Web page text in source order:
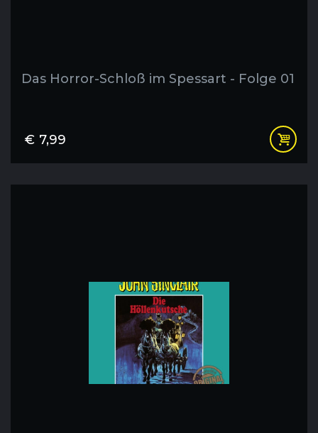
Das Horror-Schloß im Spessart - Folge 01
€ 7,99